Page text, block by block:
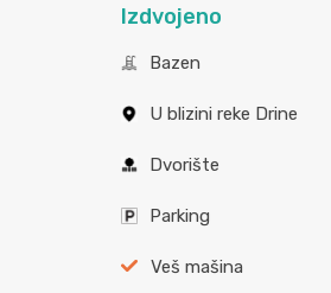
Izdvojeno
Bazen
U blizini reke Drine
Dvorište
Parking
Veš mašina